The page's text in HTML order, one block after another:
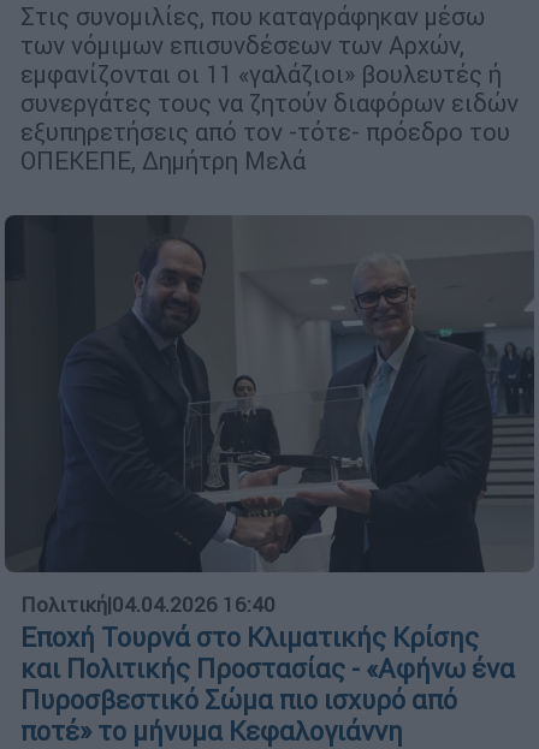
Στις συνομιλίες, που καταγράφηκαν μέσω
των νόμιμων επισυνδέσεων των Αρχών,
εμφανίζονται οι 11 «γαλάζιοι» βουλευτές ή
συνεργάτες τους να ζητούν διαφόρων ειδών
εξυπηρετήσεις από τον -τότε- πρόεδρο του
ΟΠΕΚΕΠΕ, Δημήτρη Μελά
Πολιτική|04.04.2026 16:40
Εποχή Τουρνά στο Κλιματικής Κρίσης
και Πολιτικής Προστασίας - «Αφήνω ένα
Πυροσβεστικό Σώμα πιο ισχυρό από
ποτέ» το μήνυμα Κεφαλογιάννη